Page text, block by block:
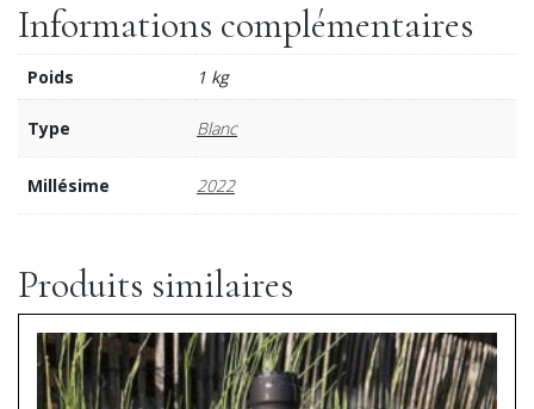
Informations complémentaires
Poids 1 kg
Type Blanc
Millésime 2022
Produits similaires